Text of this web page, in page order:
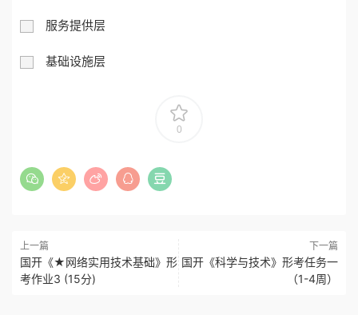
服务提供层
基础设施层
0
上一篇
国开《★网络实用技术基础》形
考作业3 (15分)
下一篇
国开《科学与技术》形考任务一
（1-4周）